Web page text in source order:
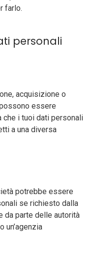
farlo.
personali
acquisizione o
essere
che i tuoi dati personali
a una diversa
potrebbe essere
se richiesto dalla
da parte delle autorità
un’agenzia